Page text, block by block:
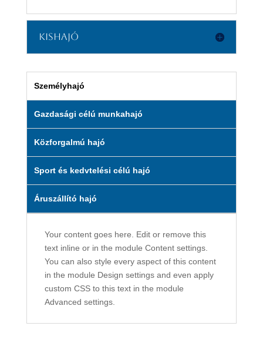
Kishajó
Személyhajó
Gazdasági célú munkahajó
Közforgalmú hajó
Sport és kedvtelési célú hajó
Áruszállító hajó
Your content goes here. Edit or remove this
text inline or in the module Content settings.
You can also style every aspect of this content
in the module Design settings and even apply
custom CSS to this text in the module
Advanced settings.